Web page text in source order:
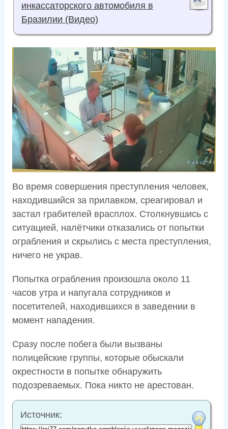
инкассаторского автомобиля в
Бразилии (Видео)
Во время совершения преступления человек,
находившийся за прилавком, среагировал и
застал грабителей врасплох. Столкнувшись с
ситуацией, налётчики отказались от попытки
ограбления и скрылись с места преступления,
ничего не украв.
Попытка ограбления произошла около 11
часов утра и напугала сотрудников и
посетителей, находившихся в заведении в
момент нападения.
Сразу после побега были вызваны
полицейские группы, которые обыскали
окрестности в попытке обнаружить
подозреваемых. Пока никто не арестован.
Источник: